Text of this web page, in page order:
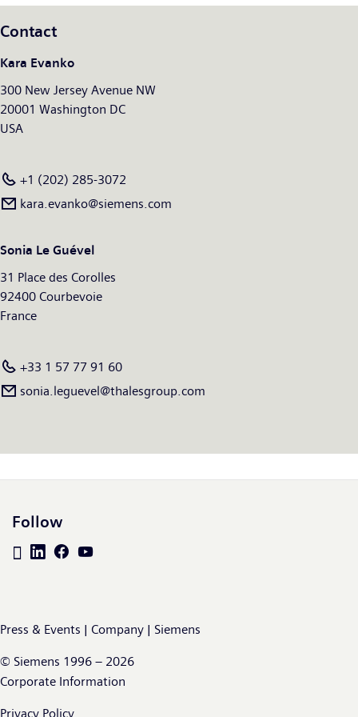
Contact
Kara Evanko
300 New Jersey Avenue NW
20001 Washington DC
USA
+1 (202) 285-3072
kara.evanko@siemens.com
Sonia Le Guével
31 Place des Corolles
92400 Courbevoie
France
+33 1 57 77 91 60
sonia.leguevel@thalesgroup.com
Follow
Press & Events | Company | Siemens
© Siemens 1996 – 2026
Corporate Information
Privacy Policy